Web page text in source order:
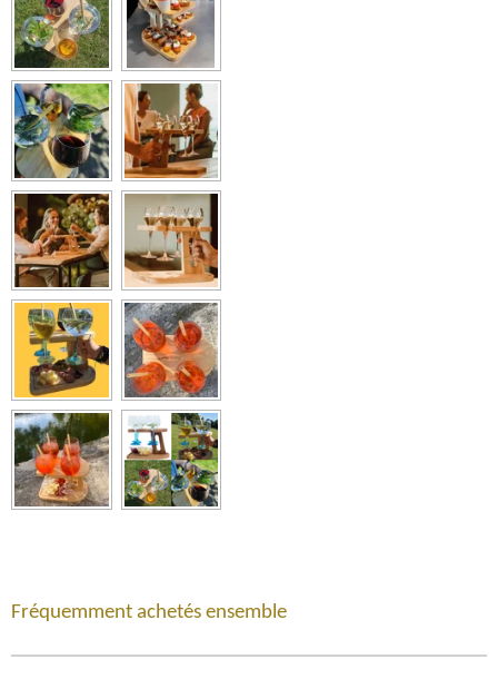
Fréquemment achetés ensemble